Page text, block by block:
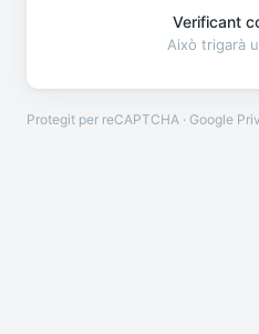
Verificant
Això trigarà
Protegit per reCAPTCHA · Google